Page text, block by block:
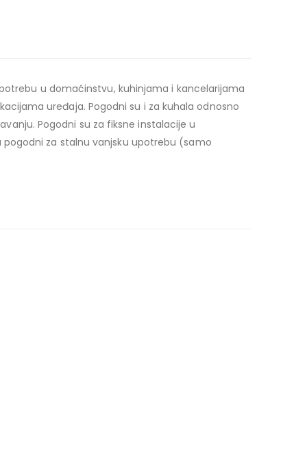
u domaćinstvu, kuhinjama i kancelarijama
uređaja. Pogodni su i za kuhala odnosno
Pogodni su za fiksne instalacije u
za stalnu vanjsku upotrebu (samo